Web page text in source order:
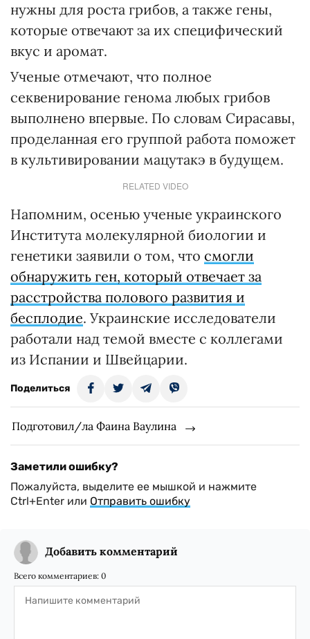
нужны для роста грибов, а также гены,
которые отвечают за их специфический
вкус и аромат.
Ученые отмечают, что полное
секвенирование генома любых грибов
выполнено впервые. По словам Сирасавы,
проделанная его группой работа поможет
в культивировании мацутакэ в будущем.
RELATED VIDEO
Напомним, осенью ученые украинского
Института молекулярной биологии и
генетики заявили о том, что смогли
обнаружить ген, который отвечает за
расстройства полового развития и
бесплодие. Украинские исследователи
работали над темой вместе с коллегами
из Испании и Швейцарии.
Поделиться
Подготовил/ла Фаина Ваулина
Заметили ошибку?
Пожалуйста, выделите ее мышкой и нажмите
Ctrl+Enter или Отправить ошибку
Добавить комментарий
Всего комментариев: 0